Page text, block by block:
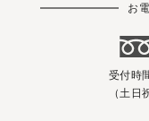
お
受付時
（土日